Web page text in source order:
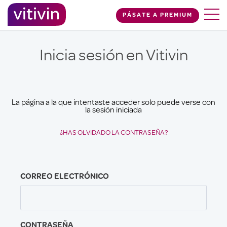
PÁSATE A PREMIUM
Inicia sesión en Vitivin
La página a la que intentaste acceder solo puede verse con
la sesión iniciada
¿HAS OLVIDADO LA CONTRASEÑA?
CORREO ELECTRÓNICO